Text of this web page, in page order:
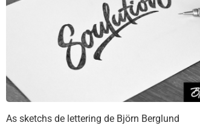
As sketchs de lettering de Björn Berglund